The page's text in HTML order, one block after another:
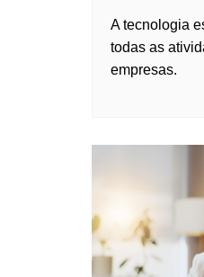
A tecnologia
todas as
empresas.